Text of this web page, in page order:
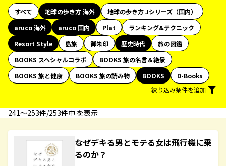
すべて 地球の歩き方 海外
地球の歩き方 Jシリーズ（国内）
aruco 海外
aruco 国内 Plat
ランキング&テクニック
Resort Style
島旅 御朱印 歴史時代
旅の図鑑
BOOKS スペシャルコラボ
BOOKS 旅の名言＆絶景
BOOKS 旅と健康
BOOKS 旅の読み物 BOOKS
D-Books
絞り込み条件を追加
241〜253件/253件中 を表示
なぜデキる男とモテる女は飛行機に乗
るのか？